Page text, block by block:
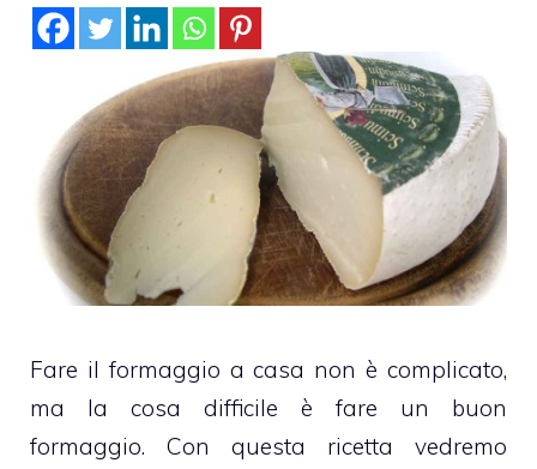
Fare il formaggio a casa non è complicato,
ma la cosa difficile è fare un buon
formaggio. Con questa ricetta vedremo